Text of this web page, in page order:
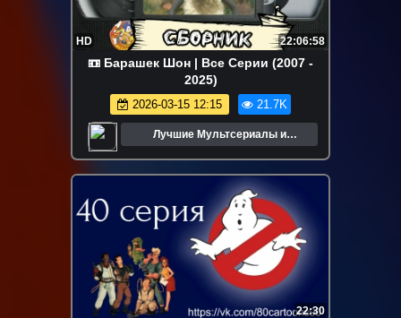
HD 22:06:58
📼 Барашек Шон | Все Серии (2007 -
2025)
2026-03-15 12:15 21.7K
Лучшие Мультсериалы и
22:30